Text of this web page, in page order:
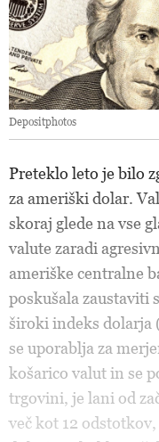
Depositphotos
za ameriški dolar.
skoraj glede na vse
valute zaradi
ameriške centralne
poskušala
široki indeks dolarja
se uporablja za
košarico valut in se
trgovini, je lani od
več kot 12
dolarja nekoliko